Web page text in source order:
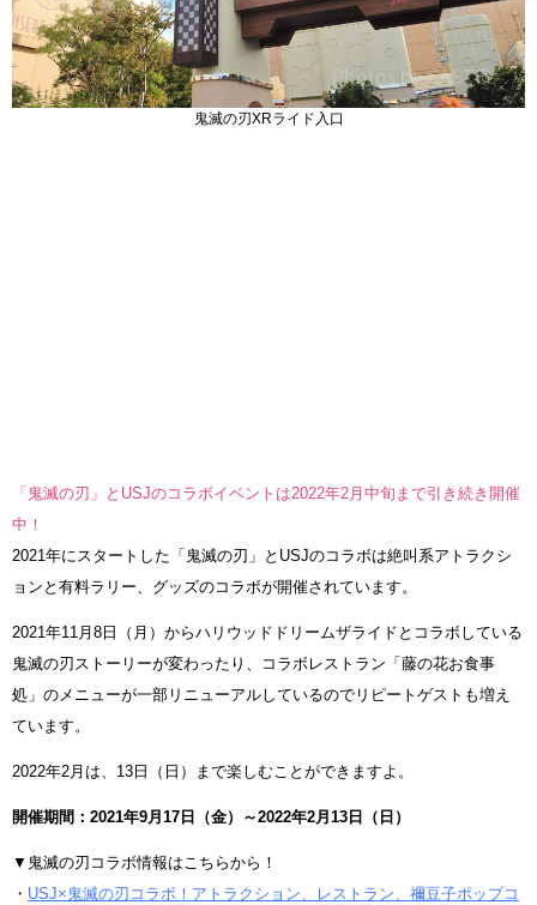
鬼滅の刃XRライド入口
「鬼滅の刃」とUSJのコラボイベントは2022年2月中旬まで引き続き開催
中！
2021年にスタートした「鬼滅の刃」とUSJのコラボは絶叫系アトラクシ
ョンと有料ラリー、グッズのコラボが開催されています。
2021年11月8日（月）からハリウッドドリームザライドとコラボしている
鬼滅の刃ストーリーが変わったり、コラボレストラン「藤の花お食事
処」のメニューが一部リニューアルしているのでリピートゲストも増え
ています。
2022年2月は、13日（日）まで楽しむことができますよ。
開催期間：2021年9月17日（金）～2022年2月13日（日）
▼鬼滅の刃コラボ情報はこちらから！
・ USJ×鬼滅の刃コラボ！アトラクション、レストラン、禰豆子ポップコ